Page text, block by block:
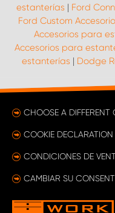
estanterías | Ford
Ford Custom
Accesorios para
Accesorios para
estanterías | Dodge
CHOOSE A DIFFERENT
COOKIE DECLARATION
CONDICIONES DE
CAMBIAR SU